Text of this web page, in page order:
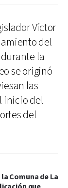
Víctor
del
la
se originó
las
inicio del
del
Comuna de La